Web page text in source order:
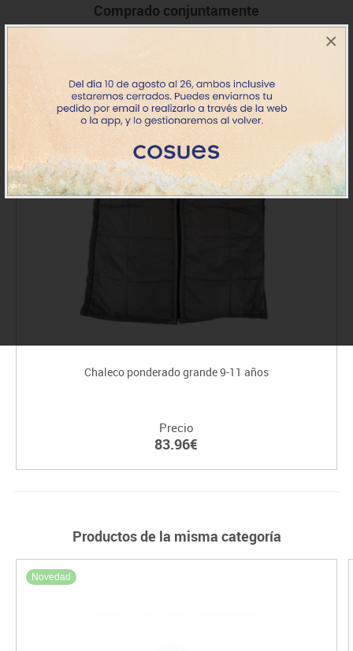
×
Comprado conjuntamente
Novedad
Chaleco ponderado grande 9-11 años
Precio
83.96€
Productos de la misma categoría
Novedad